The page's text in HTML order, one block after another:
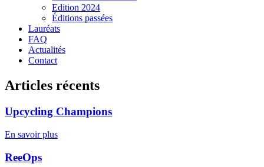
Edition 2024
Éditions passées
Lauréats
FAQ
Actualités
Contact
Articles récents
Upcycling Champions
En savoir plus
ReeOps